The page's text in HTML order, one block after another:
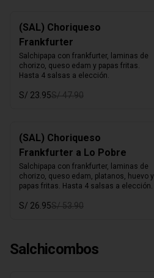
(SAL) Choriqueso
Frankfurter
Salchipapa con frankfurter, laminas de
chorizo, queso edam y papas fritas.
Hasta 4 salsas a elección.
S/ 23.95S/ 47.90
(SAL) Choriqueso
Frankfurter a Lo Pobre
Salchipapa con frankfurter, laminas de
chorizo, queso edam, platanos, huevo y
papas fritas. Hasta 4 salsas a elección.
S/ 26.95S/ 53.90
Salchicombos